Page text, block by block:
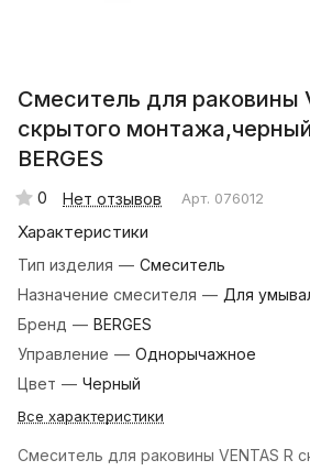
Смеситель для раковины
скрытого
BERGES
0 Нет отзывов Арт. 076012
Характеристики
Тип изделия — Смеситель
Назначение смесителя — Для
Бренд — BERGES
Управление — Однорычажное
Цвет — Черный
Все характеристики
Смеситель для раковины VENTAS R